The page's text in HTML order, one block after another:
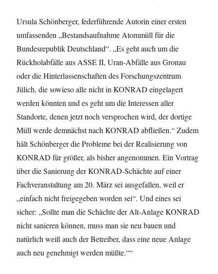
Ursula Schön­berger, feder­füh­ren­de Autorin einer ersten
umfassenden „Bestandsaufnahme Atom­müll für die
Bundesrepublik Deutschland“. „Es geht auch um die
Rückholabfälle aus ASSE II, Uran-Abfälle aus Gronau
oder die Hinterlassen­schaften des Forschungs­zen­trum
Jülich, die sowieso alle nicht in KONRAD eingelagert
werden könnten und es geht um die Interessen aller
Standorte, denen jetzt noch versprochen wird, der dortige
Müll werde demnächst nach KONRAD abfließen.“ Zudem
hält Schönberger die Probleme bei der Realisierung von
KONRAD für größer, als bisher ange­nommen. Ein Vortrag
über die Sanierung der KONRAD-Schächte auf einer
Fachveranstaltung am 20. März sei ausgefallen, weil er
„einfach nicht freigegeben worden sei“. Und eines sei
sicher: „Sollte man die Schächte der Alt-Anlage KONRAD
nicht sanieren können, muss man sie neu bauen und
natürlich weiß auch der Betreiber, dass eine neue Anlage
auch neu genehmigt werden müßte.““